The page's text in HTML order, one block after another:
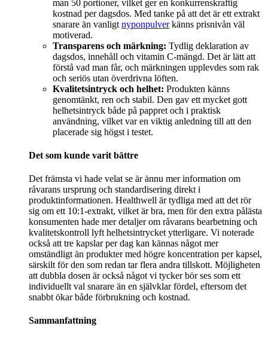
man 50 portioner, vilket ger en konkurrenskraftig
kostnad per dagsdos. Med tanke på att det är ett extrakt
snarare än vanligt nyponpulverkänns prisnivån väl
motiverad.
Transparens och märkning: Tydlig deklaration av
dagsdos, innehåll och vitamin C-mängd. Det är lätt att
förstå vad man får, och märkningen upplevdes som rak
och seriös utan överdrivna löften.
Kvalitetsintryck och helhet: Produkten känns
genomtänkt, ren och stabil. Den gav ett mycket gott
helhetsintryck både på pappret och i praktisk
användning, vilket var en viktig anledning till att den
placerade sig högst i testet.
Det som kunde varit bättre
Det främsta vi hade velat se är ännu mer information om
råvarans ursprung och standardisering direkt i
produktinformationen. Healthwell är tydliga med att det rör
sig om ett 10:1-extrakt, vilket är bra, men för den extra pålästa
konsumenten hade mer detaljer om råvarans bearbetning och
kvalitetskontroll lyft helhetsintrycket ytterligare. Vi noterade
också att tre kapslar per dag kan kännas något mer
omständligt än produkter med högre koncentration per kapsel,
särskilt för den som redan tar flera andra tillskott. Möjligheten
att dubbla dosen är också något vi tycker bör ses som ett
individuellt val snarare än en självklar fördel, eftersom det
snabbt ökar både förbrukning och kostnad.
Sammanfattning